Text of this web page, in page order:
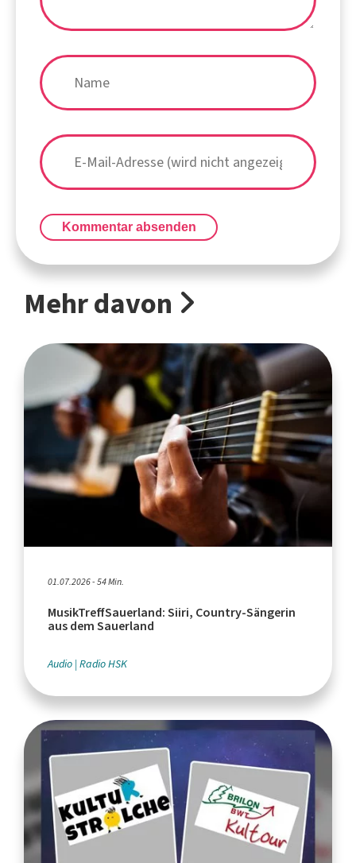
Kommentar absenden
Mehr davon
01.07.2026 - 54 Min.
MusikTreffSauerland: Siiri, Country-Sängerin
aus dem Sauerland
Audio Radio HSK